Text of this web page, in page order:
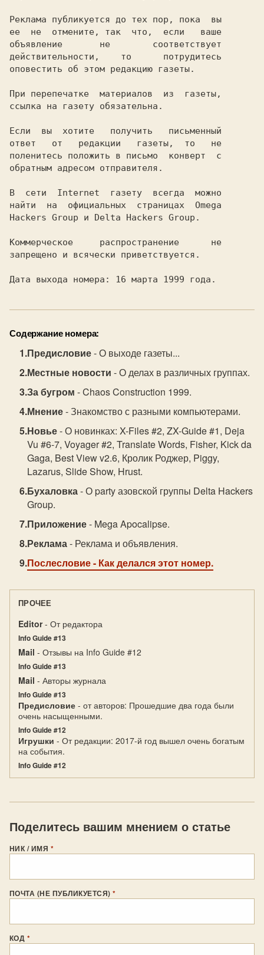
Реклама публикуется до тех пор, пока  вы
ее  не  отмените, так  что,  если   ваше
объявление       не        соответствует
действительности,    то      потрудитесь
При перепечатке  материалов  из  газеты,
Если  вы  хотите   получить   письменный
ответ   от   редакции   газеты,  то   не
поленитесь положить в письмо  конверт  с
В  сети  Internet  газету  всегда  можно
найти  на  официальных  страницах  Omega
Коммерческое     распространение      не
Дата выхода номера: 16 марта 1999 года.
Содержание номера:
Предисловие- О выходе газеты...
Местные новости - О делах в различных группах.
За бугром - Chaos Construction 1999.
Мнение- Знакомство с разными компьютерами.
Новье- О новинках: X-Files #2, ZX-Guide #1, Deja
Vu #6-7, Voyager #2, Translate Words, Fisher, Kick da
Gaga, Best View v2.6, Кролик Роджер, Piggy,
Lazarus, Slide Show, Hrust.
Бухаловка- О party азовской группы Delta Hackers
Group.
Приложение- Mega Apocalipse.
Реклама- Реклама и объявления.
Послесловие- Как делался этот номер.
ПРОЧЕЕ
Editor- От редактора
Info Guide #13
Mail - Отзывы на Info Guide #12
Info Guide #13
Mail - Авторы журнала
Info Guide #13
Предисловие - от авторов: Прошедшие два года были
очень насыщенными.
Info Guide #12
Игрушки - От редакции: 2017-й год вышел очень богатым
на события.
Info Guide #12
Поделитесь вашим мнением о статье
НИК / ИМЯ *
ПОЧТА (НЕ ПУБЛИКУЕТСЯ)*
КОД *